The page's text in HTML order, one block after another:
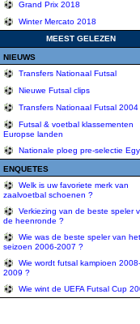
Grand Prix 2018
Winter Mercato 2018
MEEST GELEZEN
NIEUWS
Transfers Nationaal Futsal
Nieuwe Futsal clips
Transfers Nationaal Futsal 2004
Futsal & voetbal klassementen
Europse landen
Nationale ploeg pre-selectie
ENQUETES
Welk is uw favoriete merk van
zaalvoetbal schoenen ?
Verkiezing van de beste speler
de heenronde ?
Wie was de beste speler van het
seizoen 2006-2007 ?
Wie wordt futsal kampioen 2008-
2009 ?
Wie wint de UEFA Futsal Cup